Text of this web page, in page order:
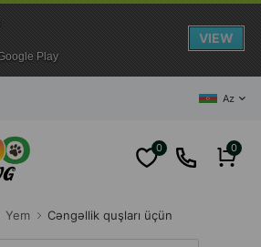
Az
0 0
Yem Cəngəllik quşları üçün
Play
VIEW